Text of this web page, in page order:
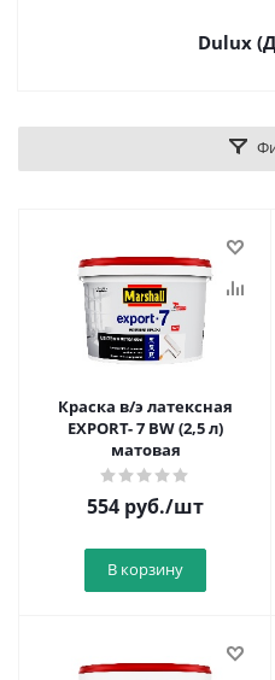
Dulux
Краска в/э латексная
EXPORT- 7 BW (2,5 л)
матовая
554 руб./шт
В корзину